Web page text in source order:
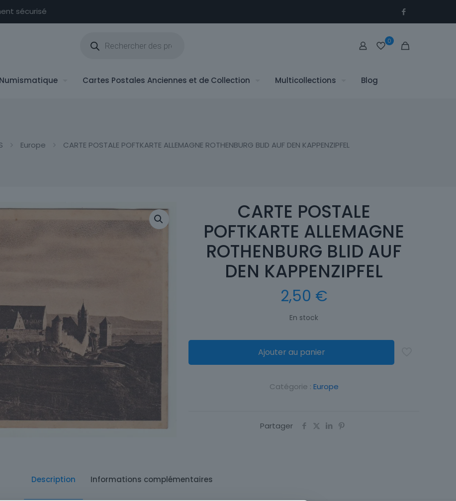
sécurisé
produits
0
Numismatique Cartes Postales Anciennes et de Collection Multicollections Blog
Europe CARTE POSTALE POFTKARTE ALLEMAGNE ROTHENBURG BLID AUF DEN KAPPENZIPFEL
CARTE POSTALE
POFTKARTE ALLEMAGNE
ROTHENBURG BLID AUF
DEN KAPPENZIPFEL
2,50 €
En stock
Ajouter au panier
Catégorie : Europe
Partager
Description Informations complémentaires